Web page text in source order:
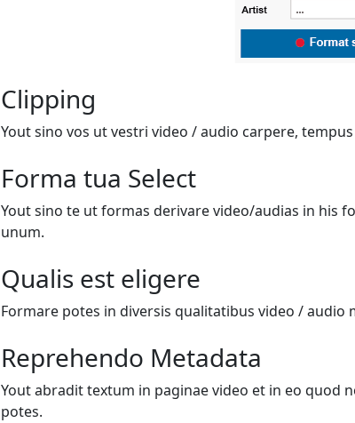
Clipping
Yout sino vos ut vestri video / audio carpere,
Forma tua Select
Yout sino te ut formas derivare video/audias in his
unum.
Qualis est eligere
Formare potes in diversis qualitatibus video /
Reprehendo Metadata
Yout abradit textum in paginae video et in eo quod
potes.